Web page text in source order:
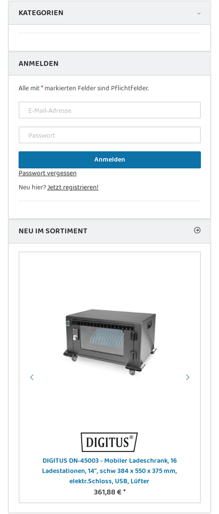
KATEGORIEN
ANMELDEN
Alle mit*markierten Felder sind Pflichtfelder.
E-Mail-Adresse
Passwort
Anmelden
Passwort vergessen
Neu hier?Jetzt registrieren!
NEU IM SORTIMENT
DIGITUS DN-45003 - Mobiler Ladeschrank, 16
Ladestationen, 14", schw 384 x 550 x 375 mm,
elektr.Schloss, USB, Lüfter
361,88 €*